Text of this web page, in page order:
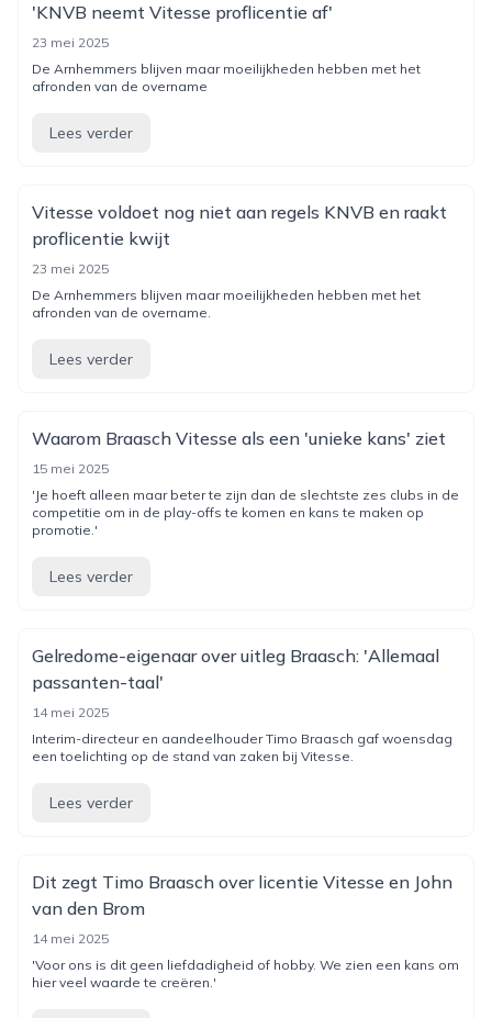
'KNVB neemt Vitesse proflicentie af'
23 mei 2025
De Arnhemmers blijven maar moeilijkheden hebben met het
afronden van de overname
Lees verder
Vitesse voldoet nog niet aan regels KNVB en raakt
proflicentie kwijt
23 mei 2025
De Arnhemmers blijven maar moeilijkheden hebben met het
afronden van de overname.
Lees verder
Waarom Braasch Vitesse als een 'unieke kans' ziet
15 mei 2025
'Je hoeft alleen maar beter te zijn dan de slechtste zes clubs in de
competitie om in de play-offs te komen en kans te maken op
promotie.'
Lees verder
Gelredome-eigenaar over uitleg Braasch: 'Allemaal
passanten-taal'
14 mei 2025
Interim-directeur en aandeelhouder Timo Braasch gaf woensdag
een toelichting op de stand van zaken bij Vitesse.
Lees verder
Dit zegt Timo Braasch over licentie Vitesse en John
van den Brom
14 mei 2025
'Voor ons is dit geen liefdadigheid of hobby. We zien een kans om
hier veel waarde te creëren.'